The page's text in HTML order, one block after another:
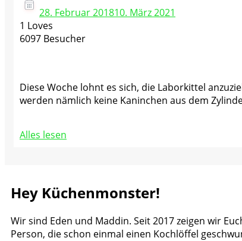
28. Februar 201810. März 2021
1 Loves
6097 Besucher
Diese Woche lohnt es sich, die Laborkittel
werden nämlich keine Kaninchen aus dem
Alles lesen
Hey Küchenmonster!
Wir sind Eden und Maddin. Seit 2017 zeigen wir
Person, die schon einmal einen Kochlöffel